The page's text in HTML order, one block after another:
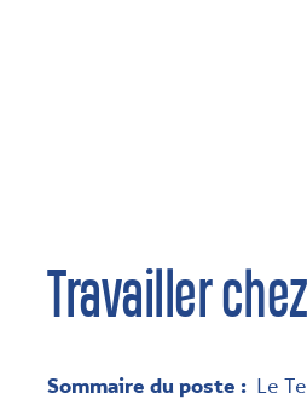
Travailler
Sommaire du poste :
Le